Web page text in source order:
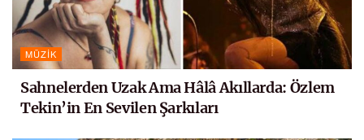
MÜZIK
Sahnelerden Uzak Ama Hâlâ Akıllarda: Özlem
Tekin’in En Sevilen Şarkıları